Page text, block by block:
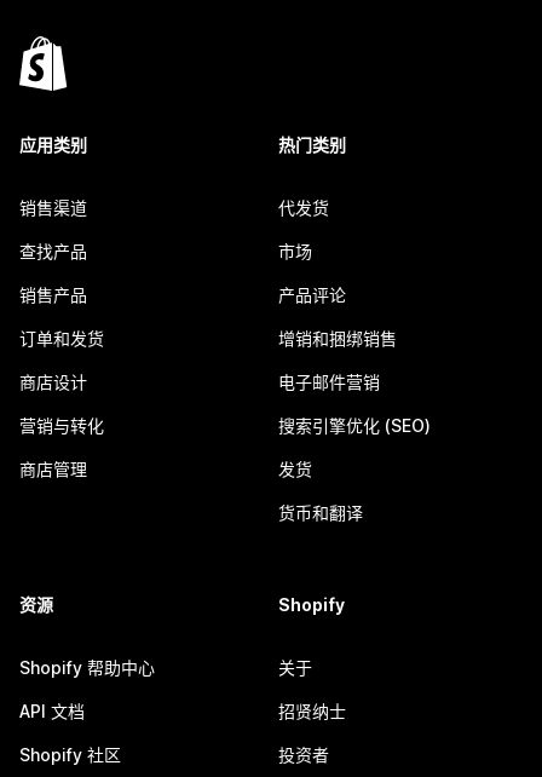
应用类别
销售渠道
查找产品
销售产品
订单和发货
商店设计
营销与转化
商店管理
热门类别
代发货
市场
产品评论
增销和捆绑销售
电子邮件营销
搜索引擎优化 (SEO)
发货
货币和翻译
资源
Shopify 帮助中心
API 文档
Shopify 社区
Shopify
关于
招贤纳士
投资者